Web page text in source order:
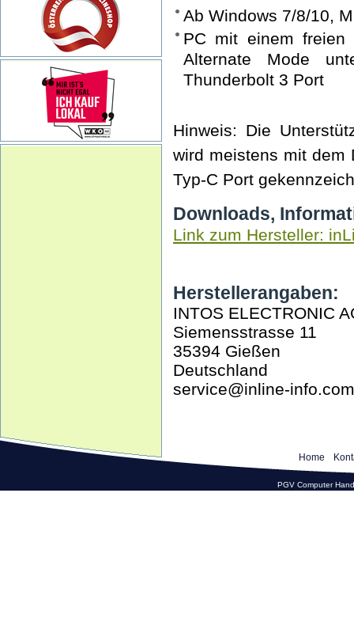
Ab Windows 7/8/10,
PC mit einem freien
Alternate Mode
Thunderbolt 3 Port
Hinweis: Die
wird meistens mit dem
Typ-C Port
Downloads,
Link zum Hersteller:
Herstellerangaben:
INTOS ELECTRONIC
Siemensstrasse 11
35394 Gießen
Deutschland
service@inline-info.com
Home
PGV Computer